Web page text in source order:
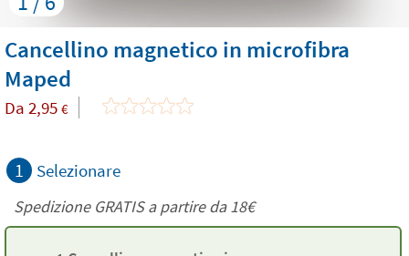
Cancellino magnetico in microfibra
Maped
Da 2,95 €
1 Selezionare
Spedizione GRATIS a partire da18€